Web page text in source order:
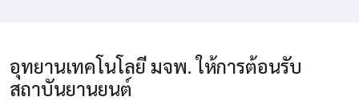
อุทยานเทคโนโลยี มจพ. ให้การต้อนรับ
สถาบันยานยนต์